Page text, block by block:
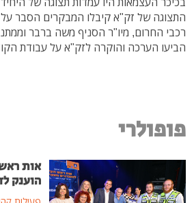
התצוגה של זק"א קיבלו המבקרים הסבר
רכבי החרום, מיו"ר הסניף משה ברבר
הביעו הערכה והוקרה לזק"א על עבודת
פופולרי
אות
הוענק